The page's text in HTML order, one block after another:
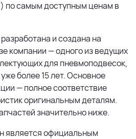
по самым доступным ценам в
и создана на
компании — одного из ведущих
для пневмоподвесок,
более 15 лет. Основное
— полное соответствие
оригинальным деталям.
значительно ниже.
является официальным